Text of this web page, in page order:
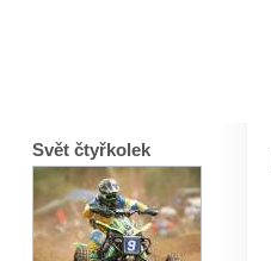
Svět čtyřkolek